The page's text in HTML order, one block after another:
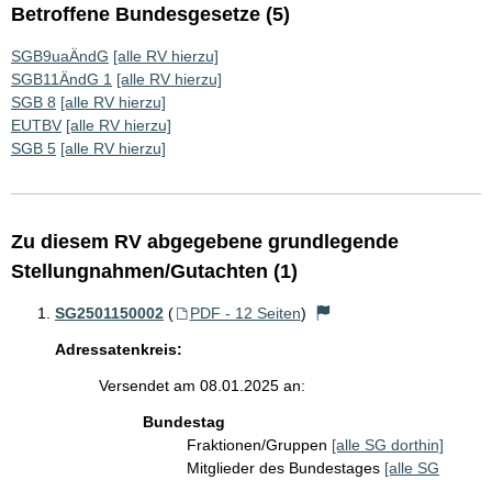
Betroffene Bundesgesetze (5)
SGB9uaÄndG [alle RV hierzu]
SGB11ÄndG 1 [alle RV hierzu]
SGB 8 [alle RV hierzu]
EUTBV [alle RV hierzu]
SGB 5 [alle RV hierzu]
Zu diesem RV abgegebene grundlegende
Stellungnahmen/Gutachten (1)
SG2501150002 ( PDF - 12 Seiten)
Adressatenkreis:
Versendet am 08.01.2025 an:
Bundestag
Fraktionen/Gruppen [alle SG dorthin]
Mitglieder des Bundestages [alle SG